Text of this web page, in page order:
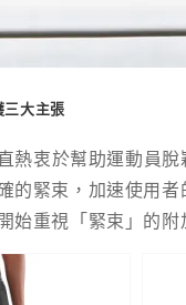
大主張
熱衷於幫助運動員
的緊束，加速使用
始重視「緊束」的